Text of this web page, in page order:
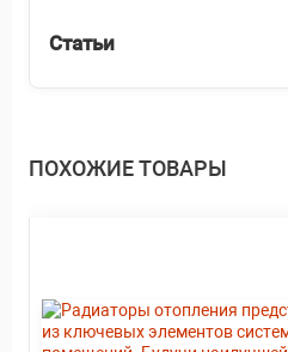
Статьи
ПОХОЖИЕ ТОВАРЫ